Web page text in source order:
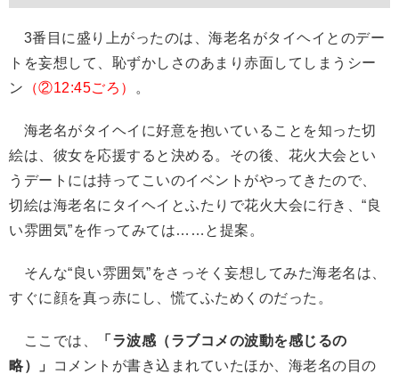
3番目に盛り上がったのは、海老名がタイヘイとのデー
トを妄想して、恥ずかしさのあまり赤面してしまうシー
ン （②12:45ごろ） 。
海老名がタイヘイに好意を抱いていることを知った切
絵は、彼女を応援すると決める。その後、花火大会とい
うデートには持ってこいのイベントがやってきたので、
切絵は海老名にタイヘイとふたりで花火大会に行き、“良
い雰囲気”を作ってみては……と提案。
そんな“良い雰囲気”をさっそく妄想してみた海老名は、
すぐに顔を真っ赤にし、慌てふためくのだった。
ここでは、
「ラ波感（ラブコメの波動を感じるの
略）」
コメントが書き込まれていたほか、海老名の目の